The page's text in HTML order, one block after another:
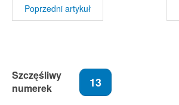
Poprzedni artykuł
Szczęśliwy
numerek
13